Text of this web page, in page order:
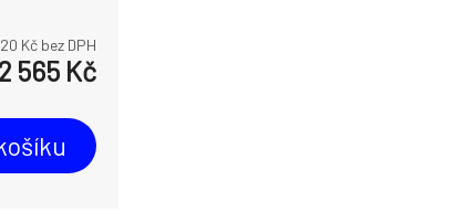
Kč bez DPH
2 565 Kč